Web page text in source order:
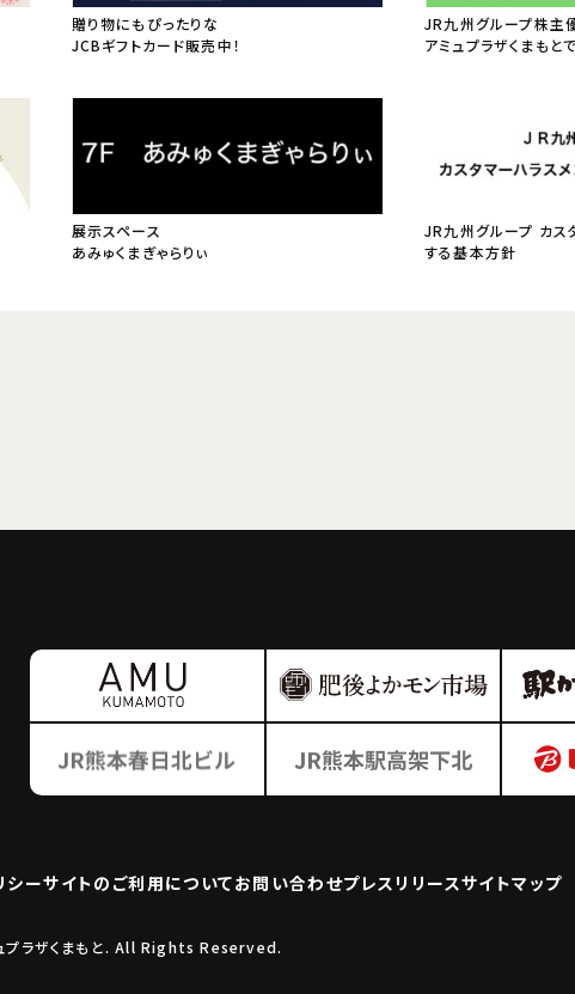
贈り物にもぴったりな
JCBギフトカード販売中！
JR九州グループ株主
アミュプラザくまもとで
展示スペース
あみゅくまぎゃらりぃ
JR九州グループ カス
する基本方針
シーサイトのご利用についてお問い合わせプレスリリースサイトマップ
ラザくまもと. All Rights Reserved.